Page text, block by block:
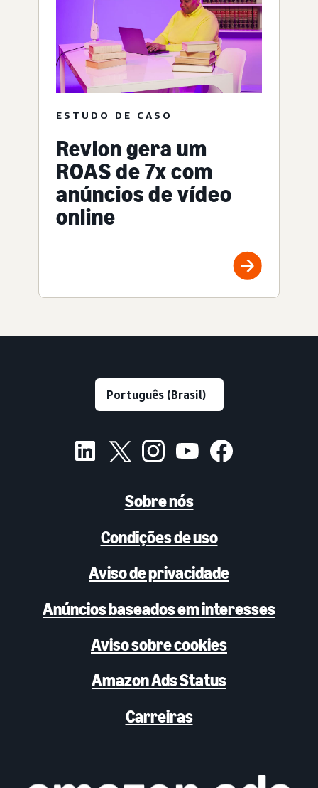
ESTUDO DE CASO
Revlon gera um
ROAS de 7x com
anúncios de vídeo
online
Sobre nós
Condições de uso
Aviso de privacidade
Anúncios baseados em interesses
Aviso sobre cookies
Amazon Ads Status
Carreiras